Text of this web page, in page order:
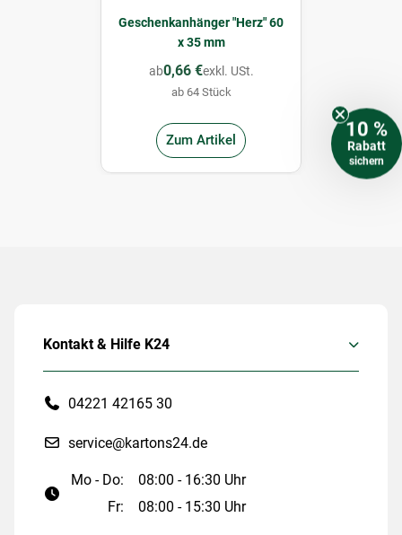
Geschenkanhänger "Herz" 60
x 35 mm
ab0,66 €exkl. USt.
ab 64 Stück
Zum Artikel
Kontakt & Hilfe K24
04221 42165 30
service@kartons24.de
Mo - Do:
08:00 - 16:30 Uhr
Fr:
08:00 - 15:30 Uhr
10 %
Rabatt
sichern